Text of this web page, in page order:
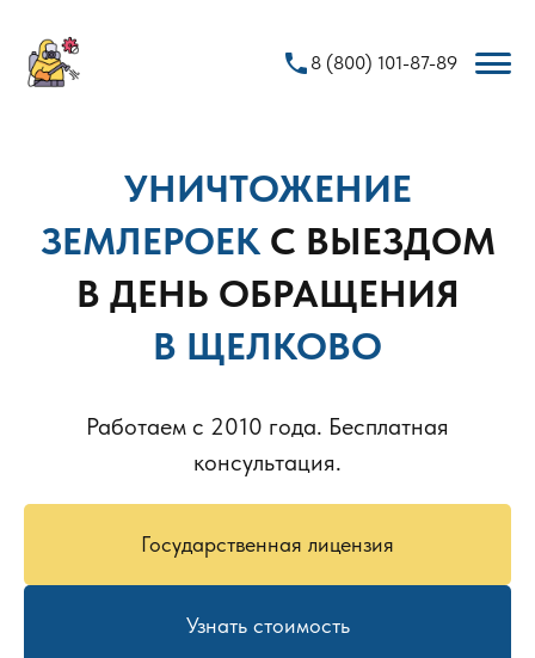
phone 8 (800) 101-87-89
УНИЧТОЖЕНИЕ
ЗЕМЛЕРОЕК С ВЫЕЗДОМ
В ДЕНЬ ОБРАЩЕНИЯ
В ЩЕЛКОВО
Работаем с 2010 года. Бесплатная
консультация.
Государственная лицензия
Узнать стоимость